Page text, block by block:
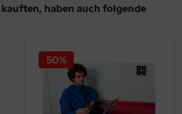
haben auch folgende
50%